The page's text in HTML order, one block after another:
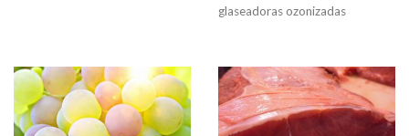
glaseadoras ozonizadas